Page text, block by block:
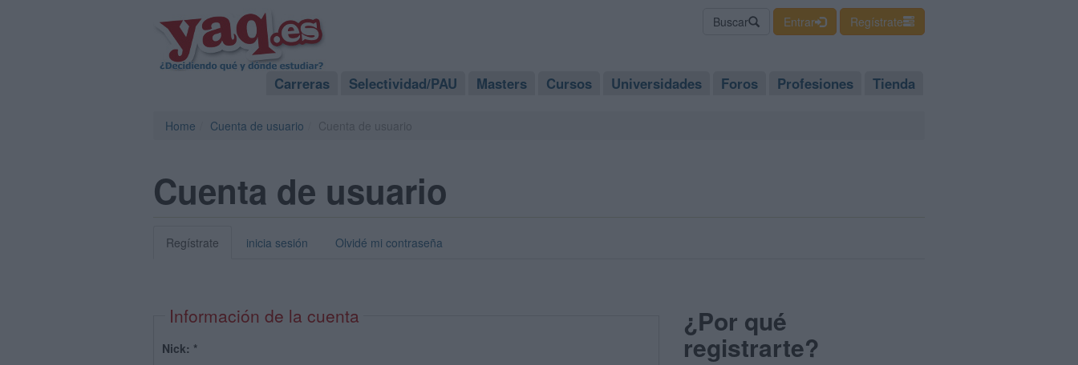
Buscar Entrar Regístrate
Carreras Selectividad/PAU Masters Cursos Universidades Foros Profesiones Tienda
Home Cuenta de usuario
Cuenta de usuario
Regístrate inicia sesión Olvidé mi contraseña
Información de la cuenta
Nick: *
¿Por qué
registrarte?